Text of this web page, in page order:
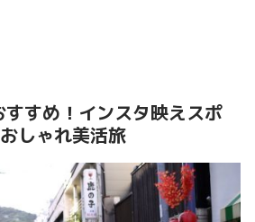
すめ！インスタ映えスポ
しゃれ美活旅